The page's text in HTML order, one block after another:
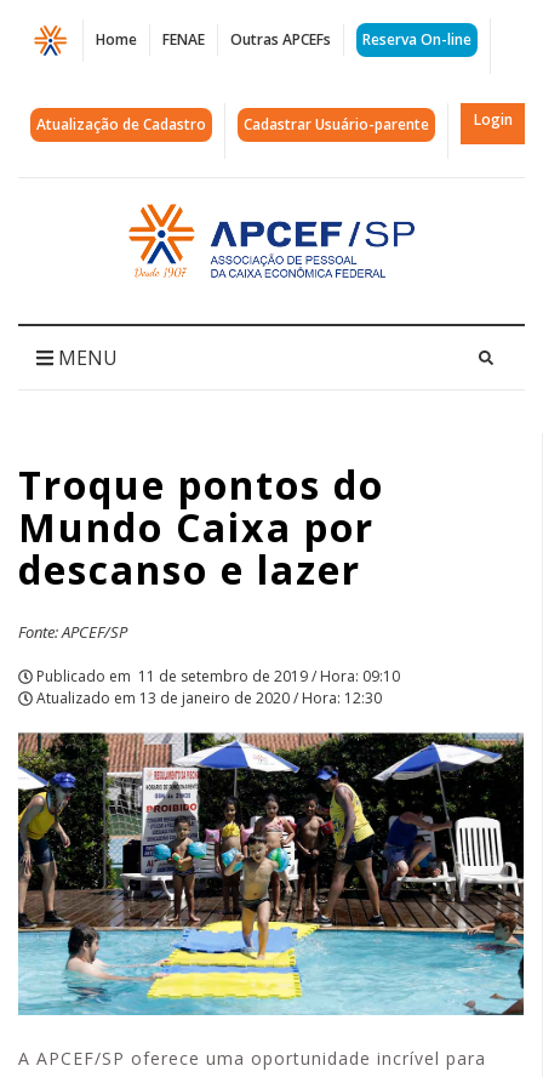
Página
Troque
pontos
Mundo
descanso
|
APCEF/SP
Home FENAE Outras APCEFs Reserva On-line
Atualização de Cadastro Cadastrar Usuário-parente Login
Acessar
página
inicial
MENU
Troque pontos do
Mundo Caixa por
descanso e lazer
Fonte: APCEF/SP
Publicado em 11 de setembro de 2019 / Hora: 09:10
Atualizado em 13 de janeiro de 2020 / Hora: 12:30
A APCEF/SP oferece uma oportunidade incrível para